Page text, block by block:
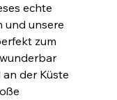
echte
und unsere
zum
der Küste